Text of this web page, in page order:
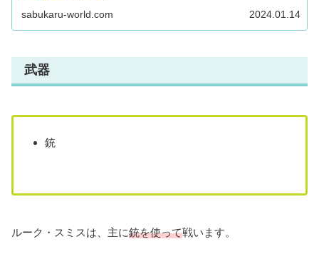
sabukaru-world.com 2024.01.14
武器
銃
ルーク・スミスは、主に銃を使って戦います。